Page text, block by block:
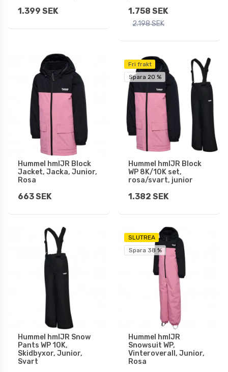
1.399 SEK 1.758 SEK
2.198 SEK
Hummel hmlJR Block
Jacket, Jacka, Junior,
Rosa
663 SEK
Fri frakt
Spara 20 %
Hummel hmlJR Block
WP 8K/10K set,
rosa/svart, junior
1.382 SEK
Hummel hmlJR Snow
Pants WP 10K,
Skidbyxor, Junior,
Svart
SLUTREA
Spara 38 %
Hummel hmlJR
Snowsuit WP,
Vinteroverall, Junior,
Rosa